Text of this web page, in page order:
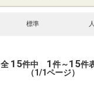
標準
全 15件中 1件～15件
（1/1ページ）